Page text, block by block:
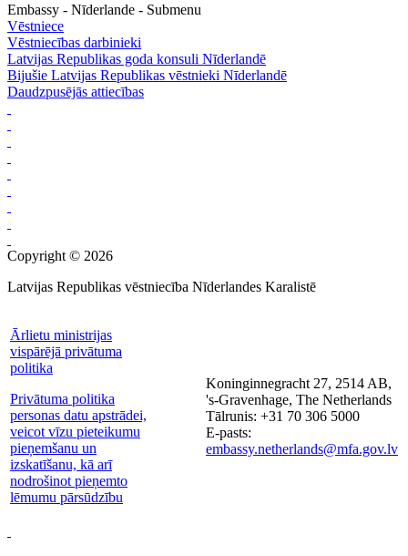
Embassy - Nīderlande - Submenu
Vēstniece
Vēstniecības darbinieki
Latvijas Republikas goda konsuli Nīderlandē
Bijušie Latvijas Republikas vēstnieki Nīderlandē
Daudzpusējās attiecības
Copyright © 2026
Latvijas Republikas vēstniecība Nīderlandes Karalistē
Ārlietu ministrijas
vispārējā privātuma
politika
Privātuma politika
personas datu apstrādei,
veicot vīzu pieteikumu
pieņemšanu un
izskatīšanu, kā arī
nodrošinot pieņemto
lēmumu pārsūdzību
Koninginnegracht 27, 2514 AB,
's-Gravenhage, The Netherlands
Tālrunis: +31 70 306 5000
E-pasts:
embassy.netherlands@mfa.gov.lv